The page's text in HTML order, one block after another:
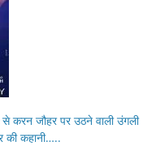
से करन जौहर पर उठने वाली उंगली
की कहानी…..